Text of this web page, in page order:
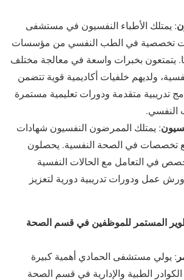
: يمتلك الأطباء النفسيون في مستشفى
تخصصية في الطب النفسي من مؤسسات
يتمتعون بخبرات واسعة في معالجة مختلف
ولديهم خلفيات أكاديمية قوية تتضمن
تدريبية متقدمة ودورات تعليمية مستمرة
النفسي.
: يمتلك الممرضون النفسيون شهادات
تخصصات في الصحة النفسية. يحصلون
في التعامل مع الحالات النفسية
عمل ودورات تدريبية دورية لتعزيز
المستمر للموظفين في قسم الصحة
: يولي مستشفى الحمادي أهمية كبيرة
الطبية والإدارية في قسم الصحة